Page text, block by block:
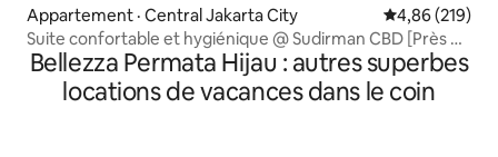
Appartement · Central Jakarta City Note
4,86 (219)
Suite confortable et hygiénique @ Sudirman CBD [Près de
MRT]
Bellezza Permata Hijau : autres superbes
locations de vacances dans le coin